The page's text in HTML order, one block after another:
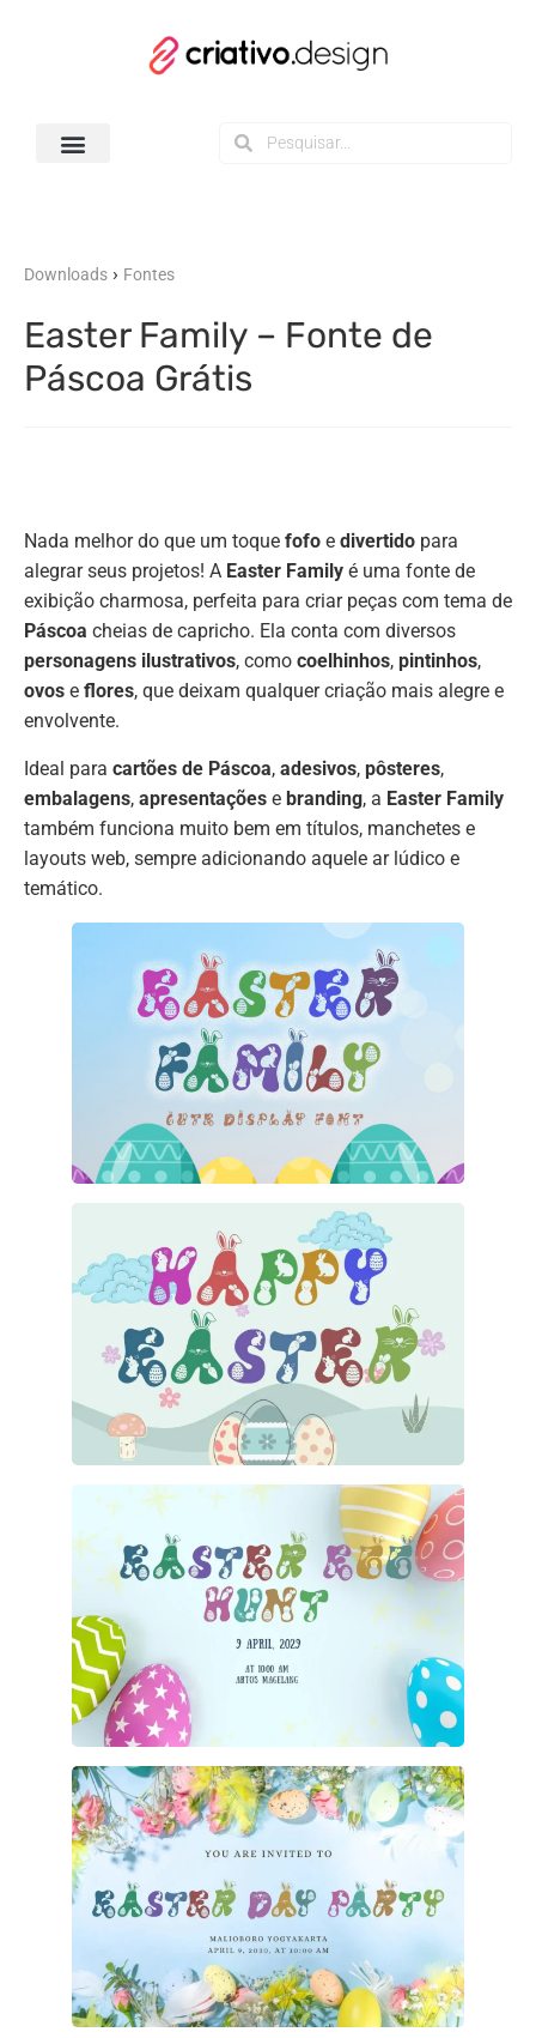
Downloads › Fontes
Easter Family – Fonte de
Páscoa Grátis
Nada melhor do que um toque fofo e divertido para
alegrar seus projetos! A Easter Family é uma fonte de
exibição charmosa, perfeita para criar peças com tema de
Páscoa cheias de capricho. Ela conta com diversos
personagens ilustrativos, como coelhinhos, pintinhos,
ovos e flores, que deixam qualquer criação mais alegre e
envolvente.
Ideal para cartões de Páscoa, adesivos, pôsteres,
embalagens, apresentações e branding, a Easter Family
também funciona muito bem em títulos, manchetes e
layouts web, sempre adicionando aquele ar lúdico e
temático.